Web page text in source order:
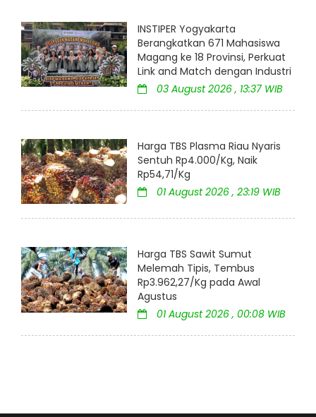
INSTIPER Yogyakarta
Berangkatkan 671 Mahasiswa
Magang ke 18 Provinsi, Perkuat
Link and Match dengan Industri
03 August 2026 , 13:37 WIB
Harga TBS Plasma Riau Nyaris
Sentuh Rp4.000/Kg, Naik
Rp54,71/Kg
01 August 2026 , 23:19 WIB
Harga TBS Sawit Sumut
Melemah Tipis, Tembus
Rp3.962,27/Kg pada Awal
Agustus
01 August 2026 , 00:08 WIB